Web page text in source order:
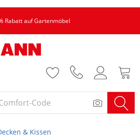
Rabatt auf Gartenmöbel
& Kissen